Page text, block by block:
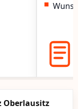
Oberlausitz